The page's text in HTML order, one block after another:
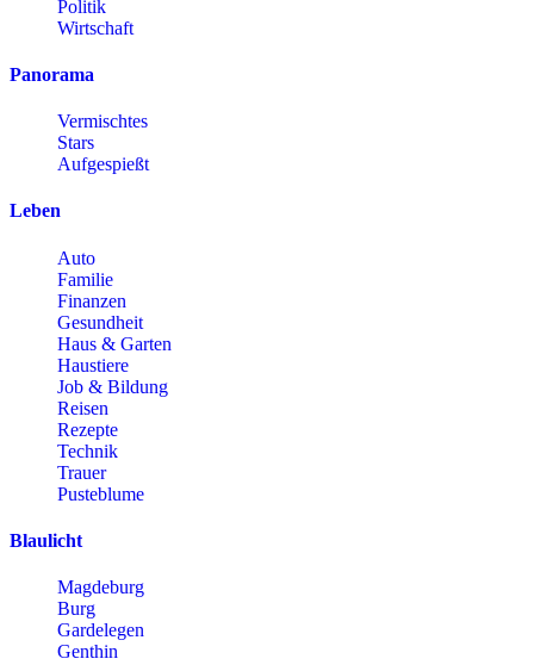
Politik
Wirtschaft
Panorama
Vermischtes
Stars
Aufgespießt
Leben
Auto
Familie
Finanzen
Gesundheit
Haus & Garten
Haustiere
Job & Bildung
Reisen
Rezepte
Technik
Trauer
Pusteblume
Blaulicht
Magdeburg
Burg
Gardelegen
Genthin